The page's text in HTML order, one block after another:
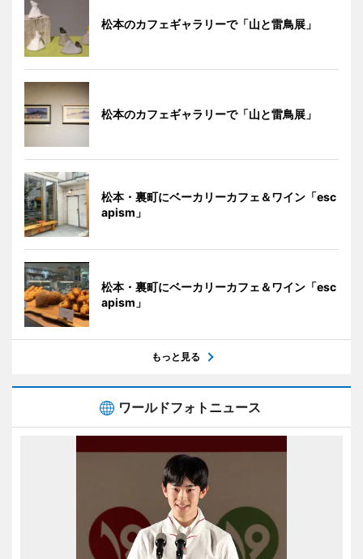
松本のカフェギャラリーで「山と雷鳥展」
松本のカフェギャラリーで「山と雷鳥展」
松本・裏町にベーカリーカフェ＆ワイン「esc
apism」
松本・裏町にベーカリーカフェ＆ワイン「esc
apism」
もっと見る
ワールドフォトニュース